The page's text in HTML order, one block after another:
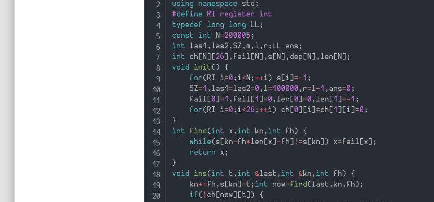
using
namespace std ;
#define RI register int
typedef
long long LL ;
const
int N=200005 ;
int las1 , las2 , SZ , m , l , r ; LL ans ;
int ch [N] [26] , fail [N] , s [N] , dep [N] , len [N] ;
void
init()
{
for(RI i=0 ; i<N ; ++i) s [i] =-1 ;
    SZ
=1 , las1 =las2=0 , l=100000 , r=l-1 , ans=0 ;
    fail
[0] =1 , fail [1 ] =0 , len [0] =0 , len [1 ] =-1 ;
for(RI i=0 ; i<26 ; ++i) ch [0] [i] =ch [1 ] [i] =0 ;
}
int
find(int x , int kn , int fh)
{
while(s [kn- fh*len [x] - fh] !=s [kn] ) x= fail [x] ;
return x ;
}
void
ins(int t , int &last , int &kn , int fh)
{
    kn
+= fh , s [kn] =t ; int now= find(last , kn , fh) ;
if ( ! ch [now] [t] )
{